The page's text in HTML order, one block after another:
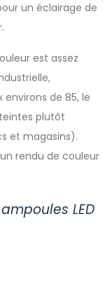
un éclairage de
est assez
de 85, le
plutôt
et magasins).
rendu de couleur
LED